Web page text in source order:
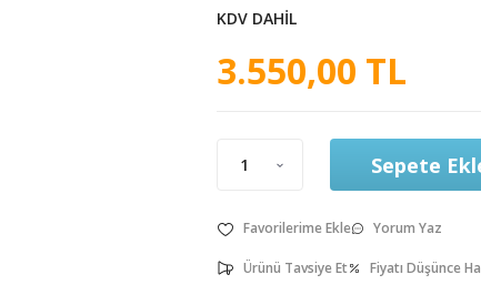
KDV DAHİL
3.550,00 TL
Sepete
Yorum Yaz
Ürünü Tavsiye Et Fiyatı Düşünce